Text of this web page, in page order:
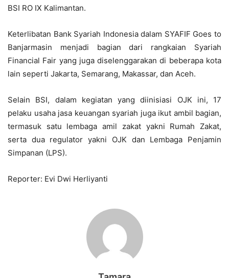
BSI RO IX Kalimantan.
Keterlibatan Bank Syariah Indonesia dalam SYAFIF Goes to
Banjarmasin menjadi bagian dari rangkaian Syariah
Financial Fair yang juga diselenggarakan di beberapa kota
lain seperti Jakarta, Semarang, Makassar, dan Aceh.
Selain BSI, dalam kegiatan yang diinisiasi OJK ini, 17
pelaku usaha jasa keuangan syariah juga ikut ambil bagian,
termasuk satu lembaga amil zakat yakni Rumah Zakat,
serta dua regulator yakni OJK dan Lembaga Penjamin
Simpanan (LPS).
Reporter: Evi Dwi Herliyanti